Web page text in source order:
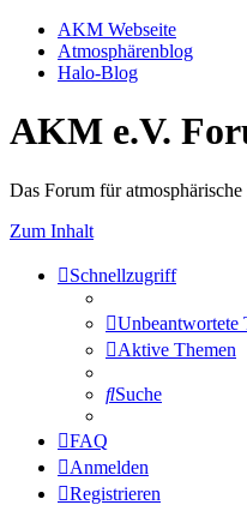
AKM Webseite
Atmosphärenblog
Halo-Blog
AKM e.V.
Das Forum für
Zum Inhalt
Schnellzugriff
Unbeantwortete
Aktive Themen
Suche
FAQ
Anmelden
Registrieren